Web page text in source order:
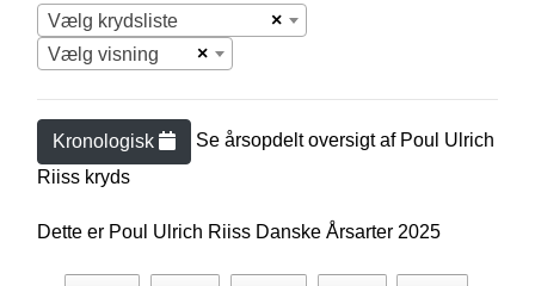
×
Vælg krydsliste
×
Vælg visning
Kronologisk Se årsopdelt oversigt af Poul Ulrich
Riiss kryds
Dette er Poul Ulrich Riiss Danske Årsarter 2025